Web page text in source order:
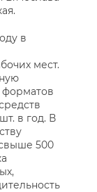
в
мест.
форматов
в год. В
500